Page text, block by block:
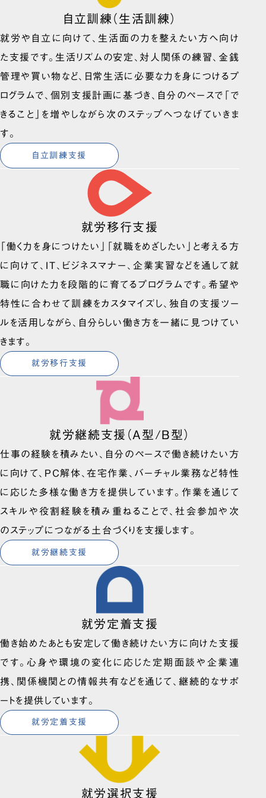
自立訓練（生活訓練）
就労や自立に向けて、生活面の力を整えたい方へ向け
た支援です。生活リズムの安定、対人関係の練習、金銭
管理や買い物など、日常生活に必要な力を身につけるプ
ログラムで、個別支援計画に基づき、自分のペースで「で
きること」を増やしながら次のステップへつなげていきま
す。
自立訓練支援
就労移行支援
「働く力を身につけたい」「就職をめざしたい」と考える方
に向けて、IT、ビジネスマナー、企業実習などを通して就
職に向けた力を段階的に育てるプログラムです。希望や
特性に合わせて訓練をカスタマイズし、独自の支援ツー
ルを活用しながら、自分らしい働き方を一緒に見つけてい
きます。
就労移行支援
就労継続支援（A型/B型）
仕事の経験を積みたい、自分のペースで働き続けたい方
に向けて、PC解体、在宅作業、バーチャル業務など特性
に応じた多様な働き方を提供しています。作業を通じて
スキルや役割経験を積み重ねることで、社会参加や次
のステップにつながる土台づくりを支援します。
就労継続支援
就労定着支援
働き始めたあとも安定して働き続けたい方に向けた支援
です。心身や環境の変化に応じた定期面談や企業連
携、関係機関との情報共有などを通じて、継続的なサポ
ートを提供しています。
就労定着支援
就労選択支援